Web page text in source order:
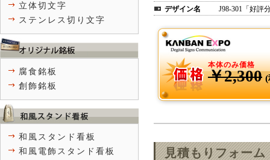
デザイン名
J98-301「好評
本体のみ価格
￥2,300 (
見積もりフォーム
立体切文字
ステンレス切り文字
腐食銘板
創飾銘板
和風スタンド看板
和風電飾スタンド看板